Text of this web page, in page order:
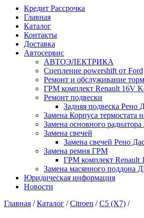
Кредит Рассрочка
Главная
Каталог
Контакты
Доставка
Автосервис
АВТОЭЛЕКТРИКА
Сцепление powershift от Ford
Ремонт и обслуживание
ГРМ комплект Renault 16V
Ремонт подвески
Задняя подвеска Рено
Замена Корпуса термостата
Замена основного
Замена свечей
Замена свечей Рено
Замена ремня ГРМ
ГРМ комплект Renault
Замена масянного поддона
Юридическая информация
Новости
Главная / Каталог / Citroen / C5 (X7) /